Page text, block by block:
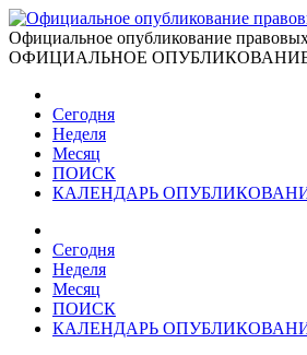
Официальное опубликование
ОФИЦИАЛЬНОЕ
Сегодня
Неделя
Месяц
ПОИСК
КАЛЕНДАРЬ
Сегодня
Неделя
Месяц
ПОИСК
КАЛЕНДАРЬ